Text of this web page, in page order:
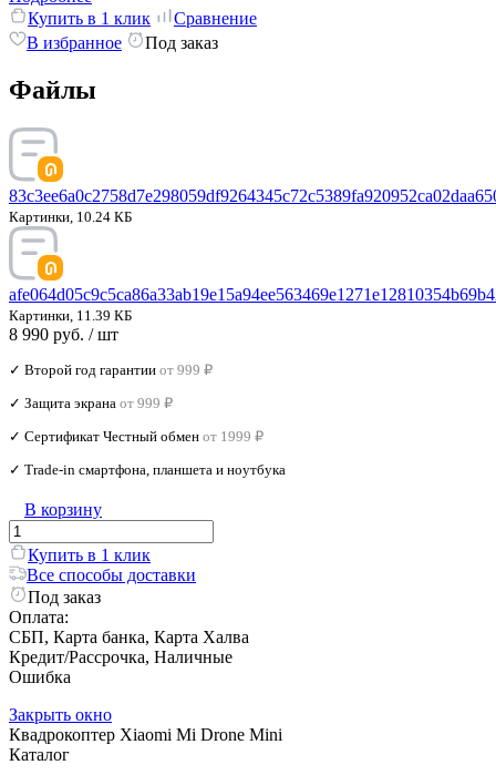
Купить в 1 клик
Сравнение
В избранное
Под заказ
Файлы
Картинки, 10.24 КБ
Картинки, 11.39 КБ
8 990 руб. / шт
✓ Второй год гарантии от 999 ₽
✓ Защита экрана от 999 ₽
✓ Сертификат Честный обмен от 1999 ₽
✓ Trade‑in смартфона, планшета и ноутбука
В корзину
Купить в 1 клик
Все способы доставки
Под заказ
Оплата:
СБП, Карта банка, Карта Халва
Кредит/Рассрочка, Наличные
Ошибка
Закрыть окно
Квадрокоптер Xiaomi Mi Drone Mini
Каталог